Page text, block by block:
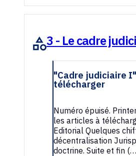
3 - Le cadre
"Cadre judiciaire
télécharger
Numéro épuisé.
les articles à
Editorial Quelques
décentralisation
doctrine. Suite et fin